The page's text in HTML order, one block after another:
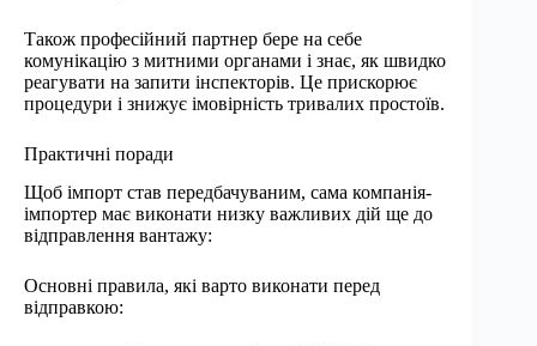
Також професійний партнер бере на себе
комунікацію з митними органами і знає, як швидко
реагувати на запити інспекторів. Це прискорює
процедури і знижує імовірність тривалих простоїв.
Практичні поради
Щоб імпорт став передбачуваним, сама компанія-
імпортер має виконати низку важливих дій ще до
відправлення вантажу:
Основні правила, які варто виконати перед
відправкою: